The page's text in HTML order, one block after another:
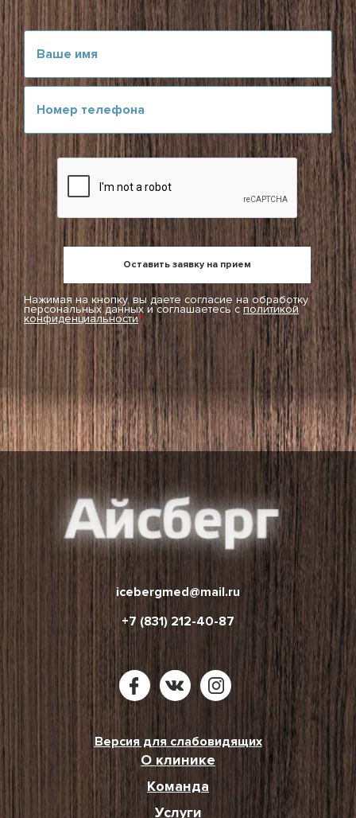
Нажимая на кнопку, вы даете согласие на обработку
персональных данных и соглашаетесь cполитикой
конфиденциальности*
icebergmed@mail.ru
+7 (831) 212-40-87
Версия для слабовидящих
О клинике
Команда
Услуги